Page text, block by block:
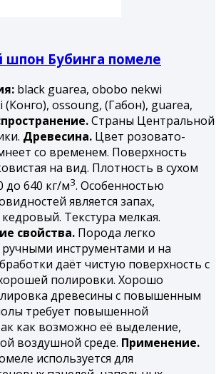
шпон Бубинга помеле
black guarea, obobo nekwi
(Конго), ossoung, (Габон), guarea,
Страны Центральной
Древесина. Цвет розовато-
со временем. Поверхность
на вид. Плотность в сухом
до 640 кг/м3. Особенностью
является запах,
Текстура мелкая.
свойства. Порода легко
ручными инструментами и на
даёт чистую поверхность с
полировки. Хорошо
древесины с повышенным
требует повышенной
как возможно её выделение,
воздушной среде. Применение.
используется для